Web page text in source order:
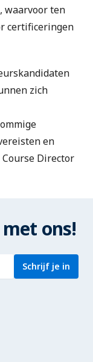
waarvoor ten
certificeringen
zich
en
Director
ons!
Schrijf je in